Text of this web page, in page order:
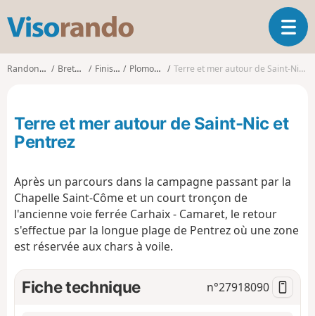
s
o
d
O
u
v
l
v
a
o
n
Randonnées Bretagne Finistère Plomodiern Terre et mer autour de Saint-Nic et Pentrez
Terre et mer autour de Saint-Nic et
Pentrez
Après un parcours dans la campagne passant par la
Chapelle Saint-Côme et un court tronçon de
l'ancienne voie ferrée Carhaix - Camaret, le retour
s'effectue par la longue plage de Pentrez où une zone
est réservée aux chars à voile.
Fiche technique n°27918090